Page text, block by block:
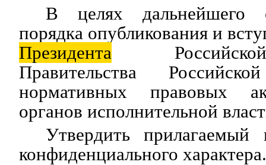
В целях дальнейшего
порядка опубликования и
Президента
Правительства
нормативных правовых
органов исполнительной
Утвердить прилагаемый
конфиденциального характера.